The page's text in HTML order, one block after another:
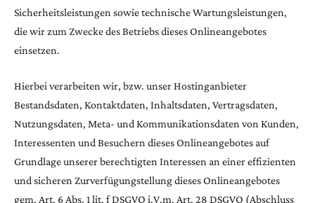
Sicherheitsleistungen sowie technische Wartungsleistungen,
die wir zum Zwecke des Betriebs dieses Onlineangebotes
einsetzen.
Hierbei verarbeiten wir, bzw. unser Hostinganbieter
Bestandsdaten, Kontaktdaten, Inhaltsdaten, Vertragsdaten,
Nutzungsdaten, Meta- und Kommunikationsdaten von Kunden,
Interessenten und Besuchern dieses Onlineangebotes auf
Grundlage unserer berechtigten Interessen an einer effizienten
und sicheren Zurverfügungstellung dieses Onlineangebotes
gem. Art. 6 Abs. 1 lit. f DSGVO i.V.m. Art. 28 DSGVO (Abschluss